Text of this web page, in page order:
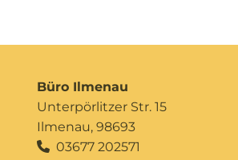
Büro Ilmenau
Unterpörlitzer Str. 15
Ilmenau, 98693
 03677 202571